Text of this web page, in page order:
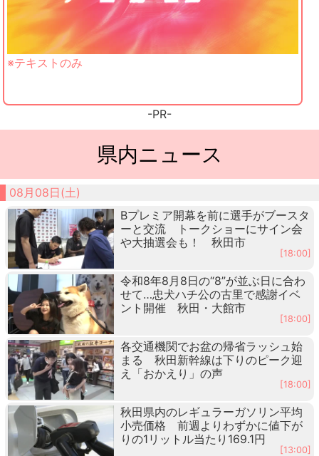
※テキストのみ
-PR-
県内ニュース
08月08日(土)
Bプレミア開幕を前に選手がブースタ
ーと交流 トークショーにサイン会
や大抽選会も！ 秋田市
[18:00]
令和8年8月8日の“8”が並ぶ日に合わ
せて…忠犬ハチ公の古里で感謝イベ
ント開催 秋田・大館市
[18:00]
各交通機関でお盆の帰省ラッシュ始
まる 秋田新幹線は下りのピーク迎
え「おかえり」の声
[18:00]
秋田県内のレギュラーガソリン平均
小売価格 前週よりわずかに値下が
りの1リットル当たり169.1円
[13:00]